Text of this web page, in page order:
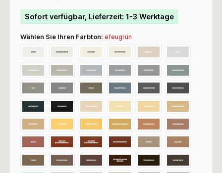
Sofort verfügbar, Lieferzeit: 1-3 Werktage
Wählen Sie Ihren Farbton: efeugrün